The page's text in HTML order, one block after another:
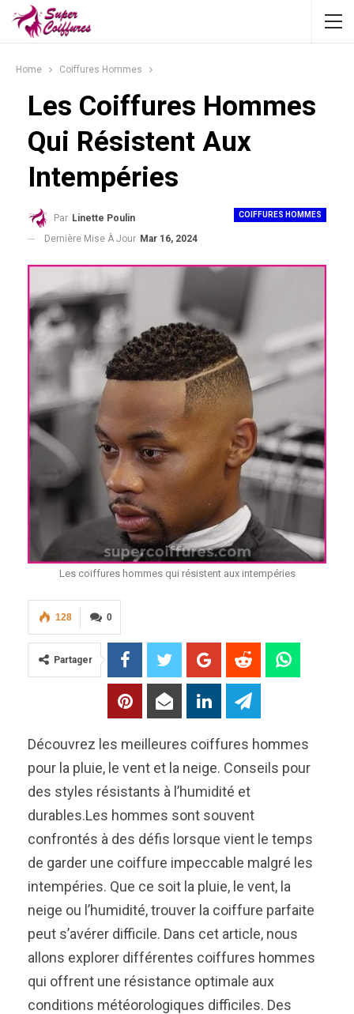
Home Coiffures Hommes
Les Coiffures Hommes
Qui Résistent Aux
Intempéries
COIFFURES HOMMES
Par Linette Poulin
Dernière Mise À Jour Mar 16, 2024
Les coiffures hommes qui résistent aux intempéries
0
128
Partager
Découvrez les meilleures coiffures hommes
pour la pluie, le vent et la neige. Conseils pour
des styles résistants à l’humidité et
durables.Les hommes sont souvent
confrontés à des défis lorsque vient le temps
de garder une coiffure impeccable malgré les
intempéries. Que ce soit la pluie, le vent, la
neige ou l’humidité, trouver la coiffure parfaite
peut s’avérer difficile. Dans cet article, nous
allons explorer différentes coiffures hommes
qui offrent une résistance optimale aux
conditions météorologiques difficiles. Des